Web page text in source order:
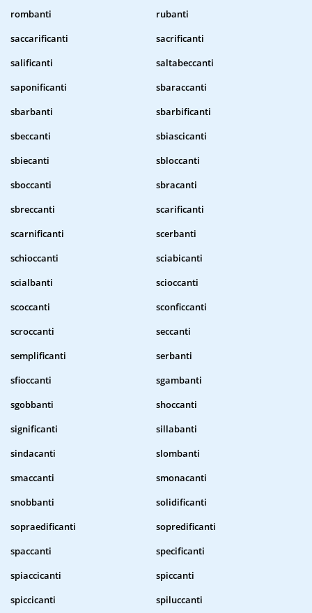
rombanti
rubanti
saccarificanti
sacrificanti
salificanti
saltabeccanti
saponificanti
sbaraccanti
sbarbanti
sbarbificanti
sbeccanti
sbiascicanti
sbiecanti
sbloccanti
sboccanti
sbracanti
sbreccanti
scarificanti
scarnificanti
scerbanti
schioccanti
sciabicanti
scialbanti
scioccanti
scoccanti
sconficcanti
scroccanti
seccanti
semplificanti
serbanti
sfioccanti
sgambanti
sgobbanti
shoccanti
significanti
sillabanti
sindacanti
slombanti
smaccanti
smonacanti
snobbanti
solidificanti
sopraedificanti
sopredificanti
spaccanti
specificanti
spiaccicanti
spiccanti
spiccicanti
spiluccanti